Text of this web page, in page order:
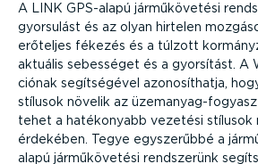
A LINK GPS-alapú jármű­kö­vetési
gyorsulást és az olyan hirtelen
erőteljes fékezés és a túlzott
aktuális sebességet és a gyorsítást.
ciónak segít­sé­gével azono­sít­hatja,
stílusok növelik az üzemanyag-­
tehet a hatékonyabb vezetési stílusok
érdekében. Tegye egyszerűbbé a
alapú jármű­kö­vetési rendszerünk